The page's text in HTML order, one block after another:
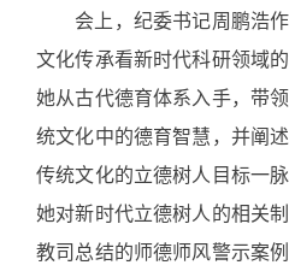
会上，纪委书记周鹏浩
文化传承看新时代科研领域
她从古代德育体系入手，带
统文化中的德育智慧，并阐
传统文化的立德树人目标一
她对新时代立德树人的相关
教司总结的师德师风警示案